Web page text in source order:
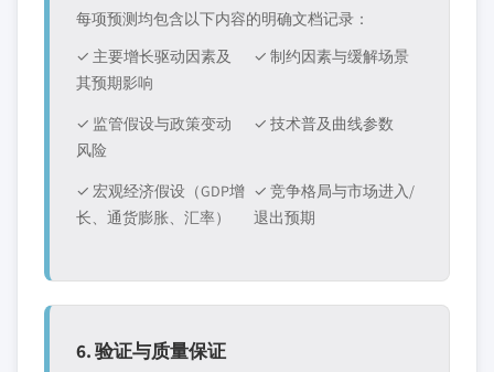
每项预测均包含以下内容的明确文档记录：
✓ 主要增长驱动因素及
其预期影响
✓ 制约因素与缓解场景
✓ 监管假设与政策变动
风险
✓ 技术普及曲线参数
✓ 宏观经济假设（GDP增
长、通货膨胀、汇率）
✓ 竞争格局与市场进入/
退出预期
6. 验证与质量保证